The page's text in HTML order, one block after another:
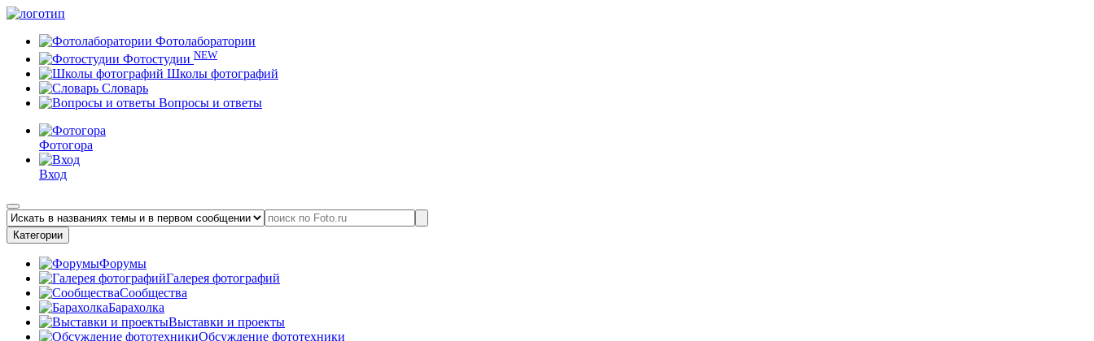
Фотолаборатории
Фотостудии NEW
Школы фотографий
Словарь
Вопросы и ответы
Фотогора
Вход
Категории
Форумы
Галерея фотографий
Сообщества
Барахолка
Выставки и проекты
Обсуждение фототехники